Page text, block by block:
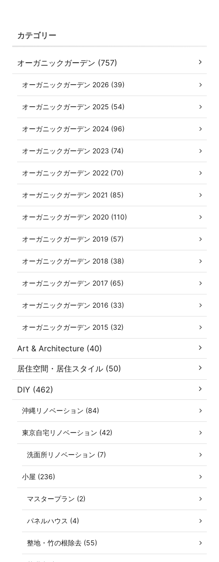
カテゴリー
オーガニックガーデン (757)
オーガニックガーデン 2026 (39)
オーガニックガーデン 2025 (54)
オーガニックガーデン 2024 (96)
オーガニックガーデン 2023 (74)
オーガニックガーデン 2022 (70)
オーガニックガーデン 2021 (85)
オーガニックガーデン 2020 (110)
オーガニックガーデン 2019 (57)
オーガニックガーデン 2018 (38)
オーガニックガーデン 2017 (65)
オーガニックガーデン 2016 (33)
オーガニックガーデン 2015 (32)
Art & Architecture (40)
居住空間・居住スタイル (50)
DIY (462)
沖縄リノベーション (84)
東京自宅リノベーション (42)
洗面所リノベーション (7)
小屋 (236)
マスタープラン (2)
パネルハウス (4)
整地・竹の根除去 (55)